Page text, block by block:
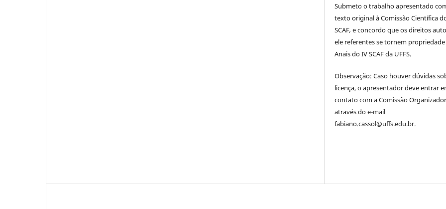
Submeto o trabalho apresentado
texto original à Comissão Científica
SCAF,e concordo que os direitos
ele referentes se tornem
Anais do IV SCAF da UFFS.
Observação: Caso houver dúvidas
licença, o apresentador deve entrar
contato com a Comissão
através do e-mail
fabiano.cassol@uffs.edu.br.